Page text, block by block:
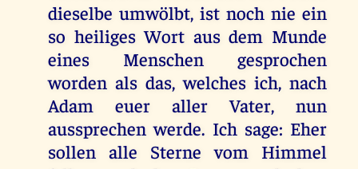
dieselbe umwölbt, ist noch nie ein
so heiliges Wort aus dem Munde
eines Menschen gesprochen
worden als das, welches ich, nach
Adam euer aller Vater, nun
aussprechen werde. Ich sage: Eher
sollen alle Sterne vom Himmel